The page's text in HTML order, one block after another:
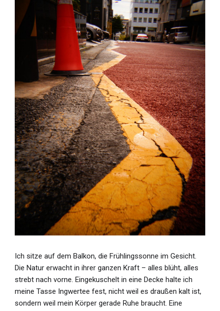
Ich sitze auf dem Balkon, die Frühlingssonne im Gesicht.
Die Natur erwacht in ihrer ganzen Kraft – alles blüht, alles
strebt nach vorne. Eingekuschelt in eine Decke halte ich
meine Tasse Ingwertee fest, nicht weil es draußen kalt ist,
sondern weil mein Körper gerade Ruhe braucht. Eine